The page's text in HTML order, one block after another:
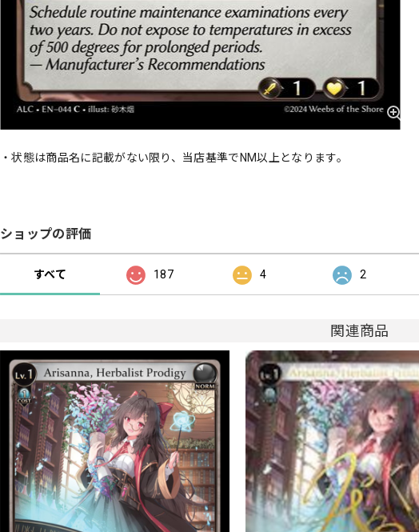
・状態は商品名に記載がない限り、当店基準でNM以上となります。
ショップの評価
すべて 187 4 2
関連商品